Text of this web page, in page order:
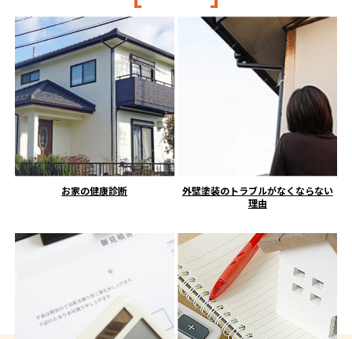
お家の健康診断
外壁塗装のトラブルがなくならない
理由